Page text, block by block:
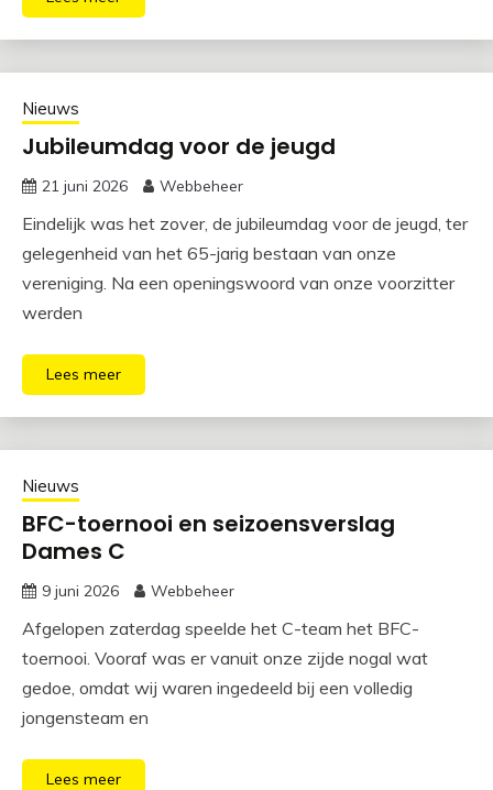
Nieuws
Jubileumdag voor de jeugd
21 juni 2026 Webbeheer
Eindelijk was het zover, de jubileumdag voor de jeugd, ter
gelegenheid van het 65-jarig bestaan van onze
vereniging. Na een openingswoord van onze voorzitter
werden
Lees meer
Nieuws
BFC-toernooi en seizoensverslag
Dames C
9 juni 2026 Webbeheer
Afgelopen zaterdag speelde het C-team het BFC-
toernooi. Vooraf was er vanuit onze zijde nogal wat
gedoe, omdat wij waren ingedeeld bij een volledig
jongensteam en
Lees meer